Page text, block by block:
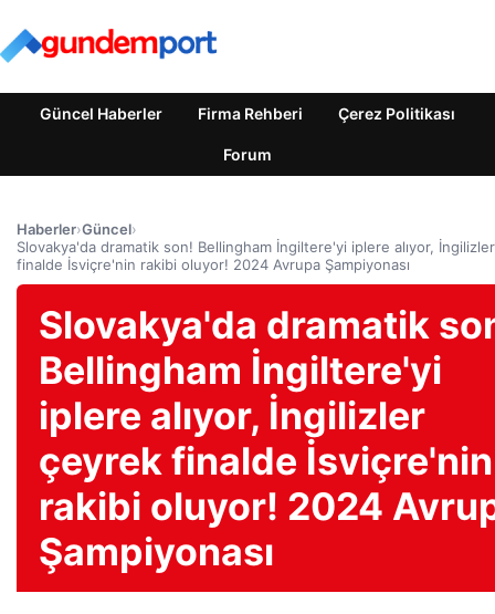
Güncel Haberler Firma Rehberi Çerez Politikası
Forum
Haberler›Güncel›
Slovakya'da dramatik son! Bellingham İngiltere'yi iplere alıyor,
finalde İsviçre'nin rakibi oluyor! 2024 Avrupa Şampiyonası
Slovakya'da dramatik
Bellingham İngiltere'yi
iplere alıyor, İngilizler
çeyrek finalde İsviçre'nin
rakibi oluyor! 2024
Şampiyonası